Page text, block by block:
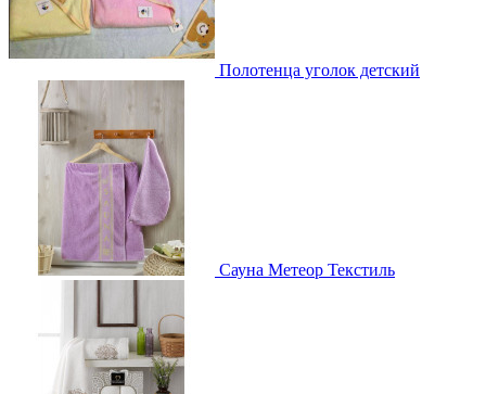
Полотенца уголок детский
Сауна Метеор Текстиль